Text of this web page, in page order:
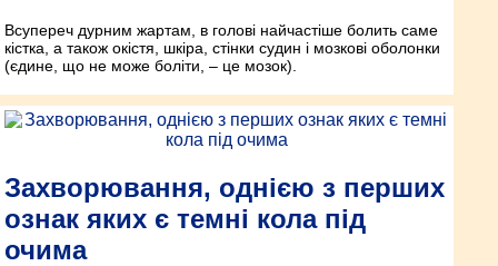
Всупереч дурним жартам, в голові найчастіше болить саме
кістка, а також окістя, шкіра, стінки судин і мозкові оболонки
(єдине, що не може боліти, – це мозок).
Захворювання, однією з перших
ознак яких є темні кола під
очима